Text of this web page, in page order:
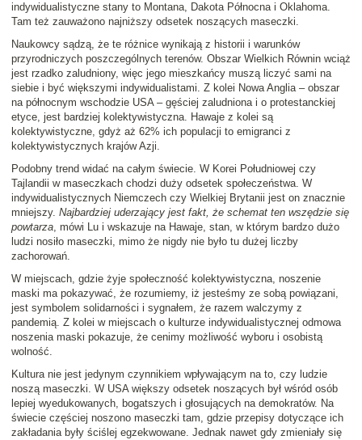
indywidualistyczne stany to Montana, Dakota Północna i Oklahoma.
Tam też zauważono najniższy odsetek noszących maseczki.
Naukowcy sądzą, że te różnice wynikają z historii i warunków
przyrodniczych poszczególnych terenów. Obszar Wielkich Równin wciąż
jest rzadko zaludniony, więc jego mieszkańcy muszą liczyć sami na
siebie i być większymi indywidualistami. Z kolei Nowa Anglia – obszar
na północnym wschodzie USA – gęściej zaludniona i o protestanckiej
etyce, jest bardziej kolektywistyczna. Hawaje z kolei są
kolektywistyczne, gdyż aż 62% ich populacji to emigranci z
kolektywistycznych krajów Azji.
Podobny trend widać na całym świecie. W Korei Południowej czy
Tajlandii w maseczkach chodzi duży odsetek społeczeństwa. W
indywidualistycznych Niemczech czy Wielkiej Brytanii jest on znacznie
mniejszy. Najbardziej uderzający jest fakt, że schemat ten wszędzie się
powtarza, mówi Lu i wskazuje na Hawaje, stan, w którym bardzo dużo
ludzi nosiło maseczki, mimo że nigdy nie było tu dużej liczby
zachorowań.
W miejscach, gdzie żyje społeczność kolektywistyczna, noszenie
maski ma pokazywać, że rozumiemy, iż jesteśmy ze sobą powiązani,
jest symbolem solidarności i sygnałem, że razem walczymy z
pandemią. Z kolei w miejscach o kulturze indywidualistycznej odmowa
noszenia maski pokazuje, że cenimy możliwość wyboru i osobistą
wolność.
Kultura nie jest jedynym czynnikiem wpływającym na to, czy ludzie
noszą maseczki. W USA większy odsetek noszących był wśród osób
lepiej wyedukowanych, bogatszych i głosujących na demokratów. Na
świecie częściej noszono maseczki tam, gdzie przepisy dotyczące ich
zakładania były ściślej egzekwowane. Jednak nawet gdy zmieniały się